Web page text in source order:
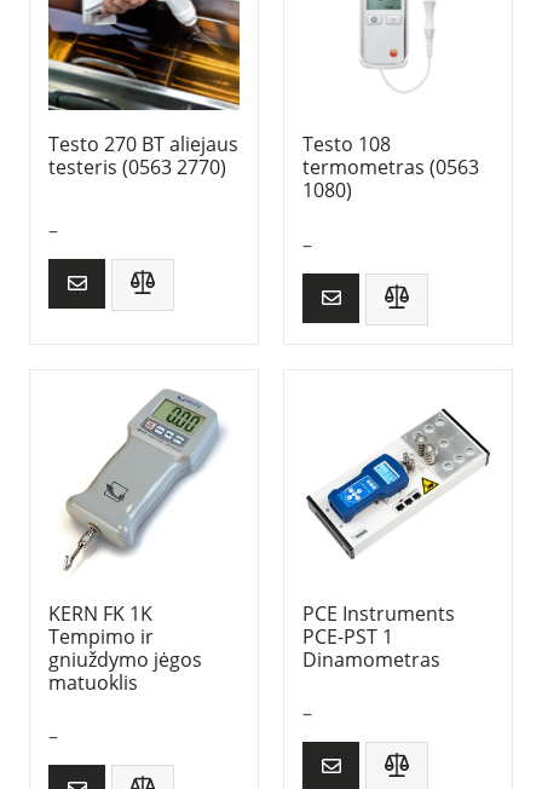
Testo 270 BT aliejaus
testeris (0563 2770)
–
Testo 108
termometras (0563
1080)
–
KERN FK 1K
Tempimo ir
gniuždymo jėgos
matuoklis
–
PCE Instruments
PCE-PST 1
Dinamometras
–